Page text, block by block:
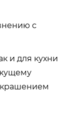
с
и для кухни